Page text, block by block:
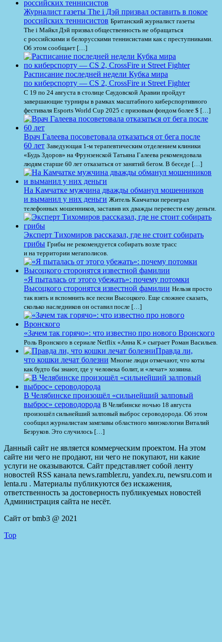
Журналист газеты The i Дэй призвал оставить в покое
российских теннисистов Британский журналист газеты
The i Майкл Дэй призвал общественность не обращаться
с российскими и белорусскими теннисистами как с преступниками.
Об этом сообщает […]
Расписание последней недели Кубка мира
по киберспорту — CS 2, CrossFire и Street Fighter
С 19 по 24 августа в столице Саудовской Аравии пройдут
завершающие турниры в рамках масштабного киберспортивного
фестиваля Esports World Cup 2025 с призовым фондом более $ […]
Врач Галеева посоветовала отказаться от бега после
60 лет Заведующая 1-м терапевтическим отделением клиники
«Будь Здоров» на Фрунзенской Татьяна Галеева рекомендовала
людям старше 60 лет отказаться от занятий бегом. В беседе […]
На Камчатке мужчина дважды обманул мошенников
и выманил у них деньги Житель Камчатки переиграл
телефонных мошенников, заставив их дважды перевести ему деньги.
Эксперт Тихомиров рассказал, где не стоит собирать
грибы Грибы не рекомендуется собирать возле трасс
и на территории мегаполисов.
«Я пыталась от этого убежать»: почему потомки
Высоцкого сторонятся известной фамилии Нельзя просто
так взять и вспомнить все песни Высоцкого. Еще сложнее сказать,
сколько наследников он оставил после […]
«Зачем так горячо»: что известно про нового Вронского
Роль Вронского в сериале Netflix «Анна К.» сыграет Роман Васильев.
Правда ли,
что кошки лечат болезни Многие люди отмечают, что коты
как будто бы знают, где у человека болит, и «лечат» хозяина.
В Челябинске произошёл «сильнейший залповый
выброс» сероводорода В Челябинске ночью 18 августа
произошёл сильнейший залповый выброс сероводорода. Об этом
сообщил журналистам замглавы областного минэкологии Виталий
Безруков. Это случилось […]
Данный сайт не является коммерческим проектом. На этом
сайте ни чего не продают, ни чего не покупают, ни какие
услуги не оказываются. Сайт представляет собой ленту
новостей RSS канала news.rambler.ru, yandex.ru, newsru.com и
lenta.ru . Материалы публикуются без искажения,
ответственность за достоверность публикуемых новостей
Администрация сайта не несёт.
Сайт от bmb3 @ 2021
Top